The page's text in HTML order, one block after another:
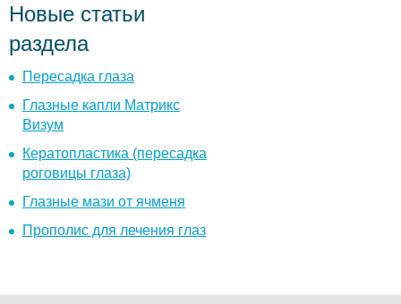
Новые статьи
раздела
Пересадка глаза
Глазные капли Матрикс
Визум
Кератопластика (пересадка
роговицы глаза)
Глазные мази от ячменя
Прополис для лечения глаз